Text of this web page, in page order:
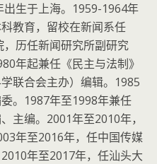
生于上海。1959-1964年
教育，留校在新闻系任
历任新闻研究所副研究
年起兼任《民主与法制》
联合会主办）编辑。1985
。1987年至1998年兼任
主编。2001年至2010年，
年至2016年，任中国传媒
年至2017年，任汕头大